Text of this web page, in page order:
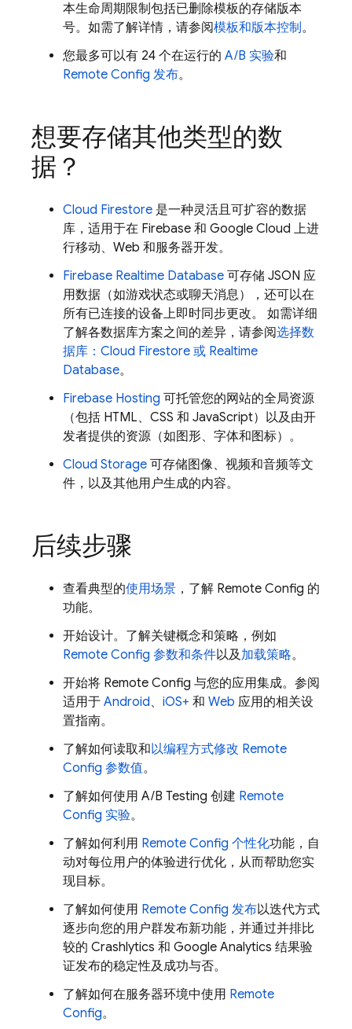
本生命周期限制包括已删除模板的存储版本
号。如需了解详情，请参阅模板和版本控制。
您最多可以有 24 个在运行的 A/B 实验和
Remote Config 发布。
想要存储其他类型的数
据？
Cloud Firestore 是一种灵活且可扩容的数据
库，适用于在 Firebase 和 Google Cloud 上进
行移动、Web 和服务器开发。
Firebase Realtime Database 可存储 JSON 应
用数据（如游戏状态或聊天消息），还可以在
所有已连接的设备上即时同步更改。 如需详细
了解各数据库方案之间的差异，请参阅选择数
据库： Cloud Firestore 或 Realtime
Database。
Firebase Hosting 可托管您的网站的全局资源
（包括 HTML、CSS 和 JavaScript）以及由开
发者提供的资源（如图形、字体和图标）。
Cloud Storage 可存储图像、视频和音频等文
件，以及其他用户生成的内容。
后续步骤
查看典型的使用场景 ，了解 Remote Config 的
功能。
开始设计。了解关键概念和策略，例如
Remote Config 参数和条件以及加载策略。
开始将 Remote Config 与您的应用集成。参阅
适用于 Android、 iOS+ 和 Web 应用的相关设
置指南。
了解如何读取和以编程方式修改 Remote
Config 参数值。
了解如何使用 A/B Testing 创建 Remote
Config 实验。
了解如何利用 Remote Config 个性化功能，自
动对每位用户的体验进行优化，从而帮助您实
现目标。
了解如何使用 Remote Config 发布以迭代方式
逐步向您的用户群发布新功能，并通过并排比
较的 Crashlytics 和 Google Analytics 结果验
证发布的稳定性及成功与否。
了解如何在服务器环境中使用 Remote
Config。